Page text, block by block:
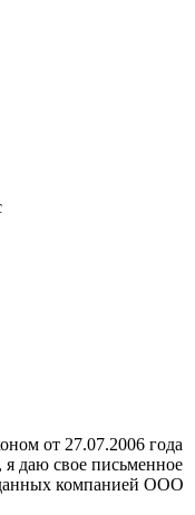
от 27.07.2006 года
даю свое письменное
данных компанией ООО